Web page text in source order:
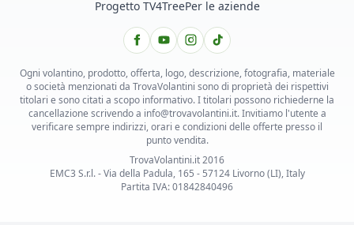
Progetto TV4TreePer le aziende
Ogni volantino, prodotto, offerta, logo, descrizione, fotografia, materiale
o società menzionati da TrovaVolantini sono di proprietà dei rispettivi
titolari e sono citati a scopo informativo. I titolari possono richiederne la
cancellazione scrivendo a info@trovavolantini.it. Invitiamo l'utente a
verificare sempre indirizzi, orari e condizioni delle offerte presso il
punto vendita.
TrovaVolantini.it 2016
EMC3 S.r.l. - Via della Padula, 165 - 57124 Livorno (LI), Italy
Partita IVA: 01842840496